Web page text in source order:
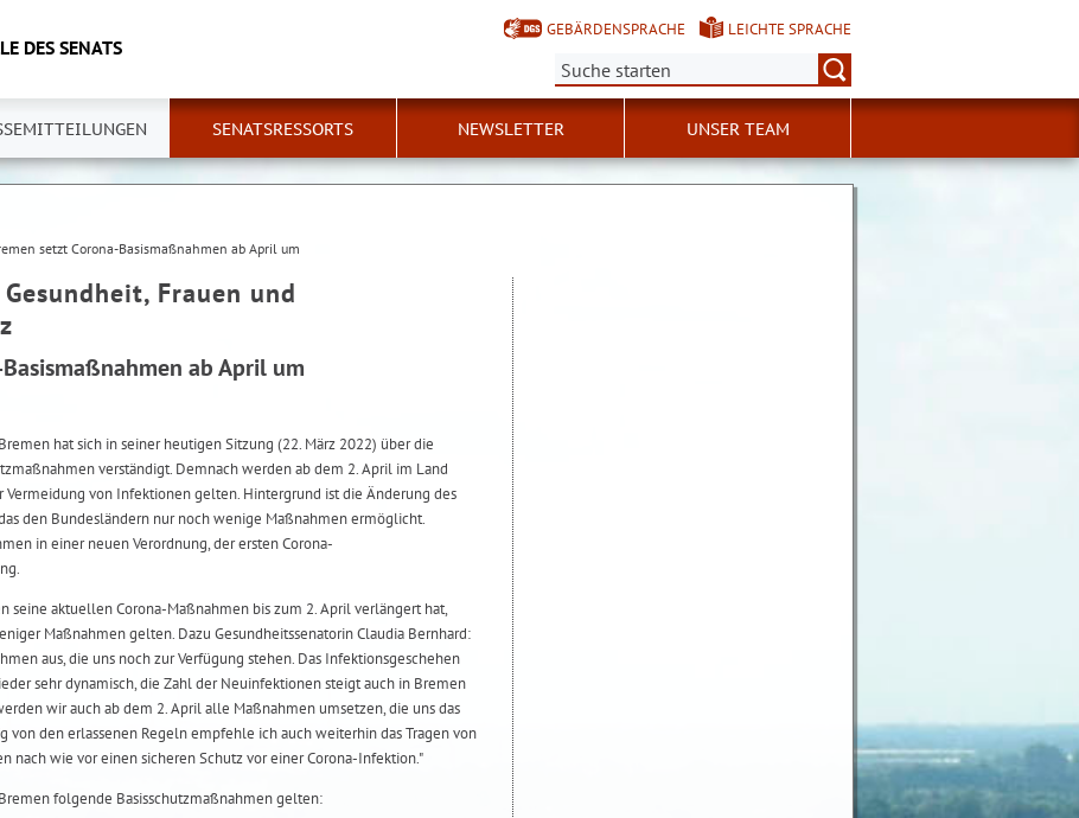
DES SENATS
GEBÄRDENSPRACHE
LEICHTE SPRACHE
Suche:
SENATSRESSORTS NEWSLETTER UNSER TEAM
setzt Corona-Basismaßnahmen ab April um
Frauen und
ab April um
hat sich in seiner heutigen Sitzung (22. März 2022) über die
verständigt. Demnach werden ab dem 2. April im Land
von Infektionen gelten. Hintergrund ist die Änderung des
den Bundesländern nur noch wenige Maßnahmen ermöglicht.
in einer neuen Verordnung, der ersten Corona-
seine aktuellen Corona-Maßnahmen bis zum 2. April verlängert hat,
Maßnahmen gelten. Dazu Gesundheitssenatorin Claudia Bernhard:
aus, die uns noch zur Verfügung stehen. Das Infektionsgeschehen
sehr dynamisch, die Zahl der Neuinfektionen steigt auch in Bremen
wir auch ab dem 2. April alle Maßnahmen umsetzen, die uns das
von den erlassenen Regeln empfehle ich auch weiterhin das Tragen von
nach wie vor einen sicheren Schutz vor einer Corona-Infektion."
folgende Basisschutzmaßnahmen gelten: